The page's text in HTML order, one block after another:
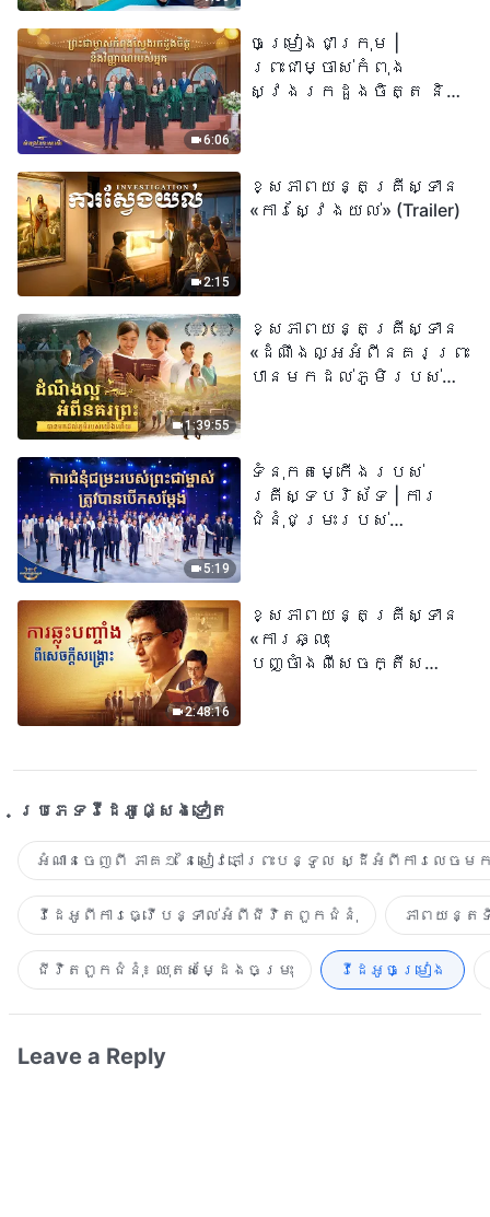
មានជីវិតអស់កល្ប
ជានិច្ច» មានន័យដូច
ម្តេចពិតប្រាកដ?
6:06
ចម្រៀងជាក្រុម |
ព្រះជាម្ចាស់កំពុង
ស្វែងរកដួងចិត្ត និង
2:15
ខ្សែភាពយន្តគ្រីស្ទាន
«ការស្វែងយល់» (Trailer)
1:39:55
ខ្សែភាពយន្តគ្រីស្ទាន
«ដំណឹងល្អអំពីនគរព្រះ
បានមកដល់​ភូមិរបស់
5:19
ទំនុកតម្កើង​របស់​
គ្រីស្ទបរិស័ទ | ការ
ជំនុំជម្រះរបស់
2:48:16
ខ្សែភាពយន្តគ្រីស្ទាន
«ការឆ្លុះ
បញ្ចាំងពីសេចក្តីសង្រ្គោះ»
ប្រភេទ​វីដេអូ​ផ្សេង​ទៀត​
អំណានចេញពី ភាគ១ នៃសៀវភៅព្រះបន្ទូល ស្ដីអំពីការលេច
វីដេអូពីការធ្វើបន្ទាល់អំពីជីវិតពួកជំនុំ ភាពយន្
ជីវិតពួកជំនុំ៖ ឈុតសម្ដែងចម្រុះ វីដេអូចម្រៀង​
Leave a Reply